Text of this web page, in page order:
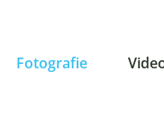
Fotografie